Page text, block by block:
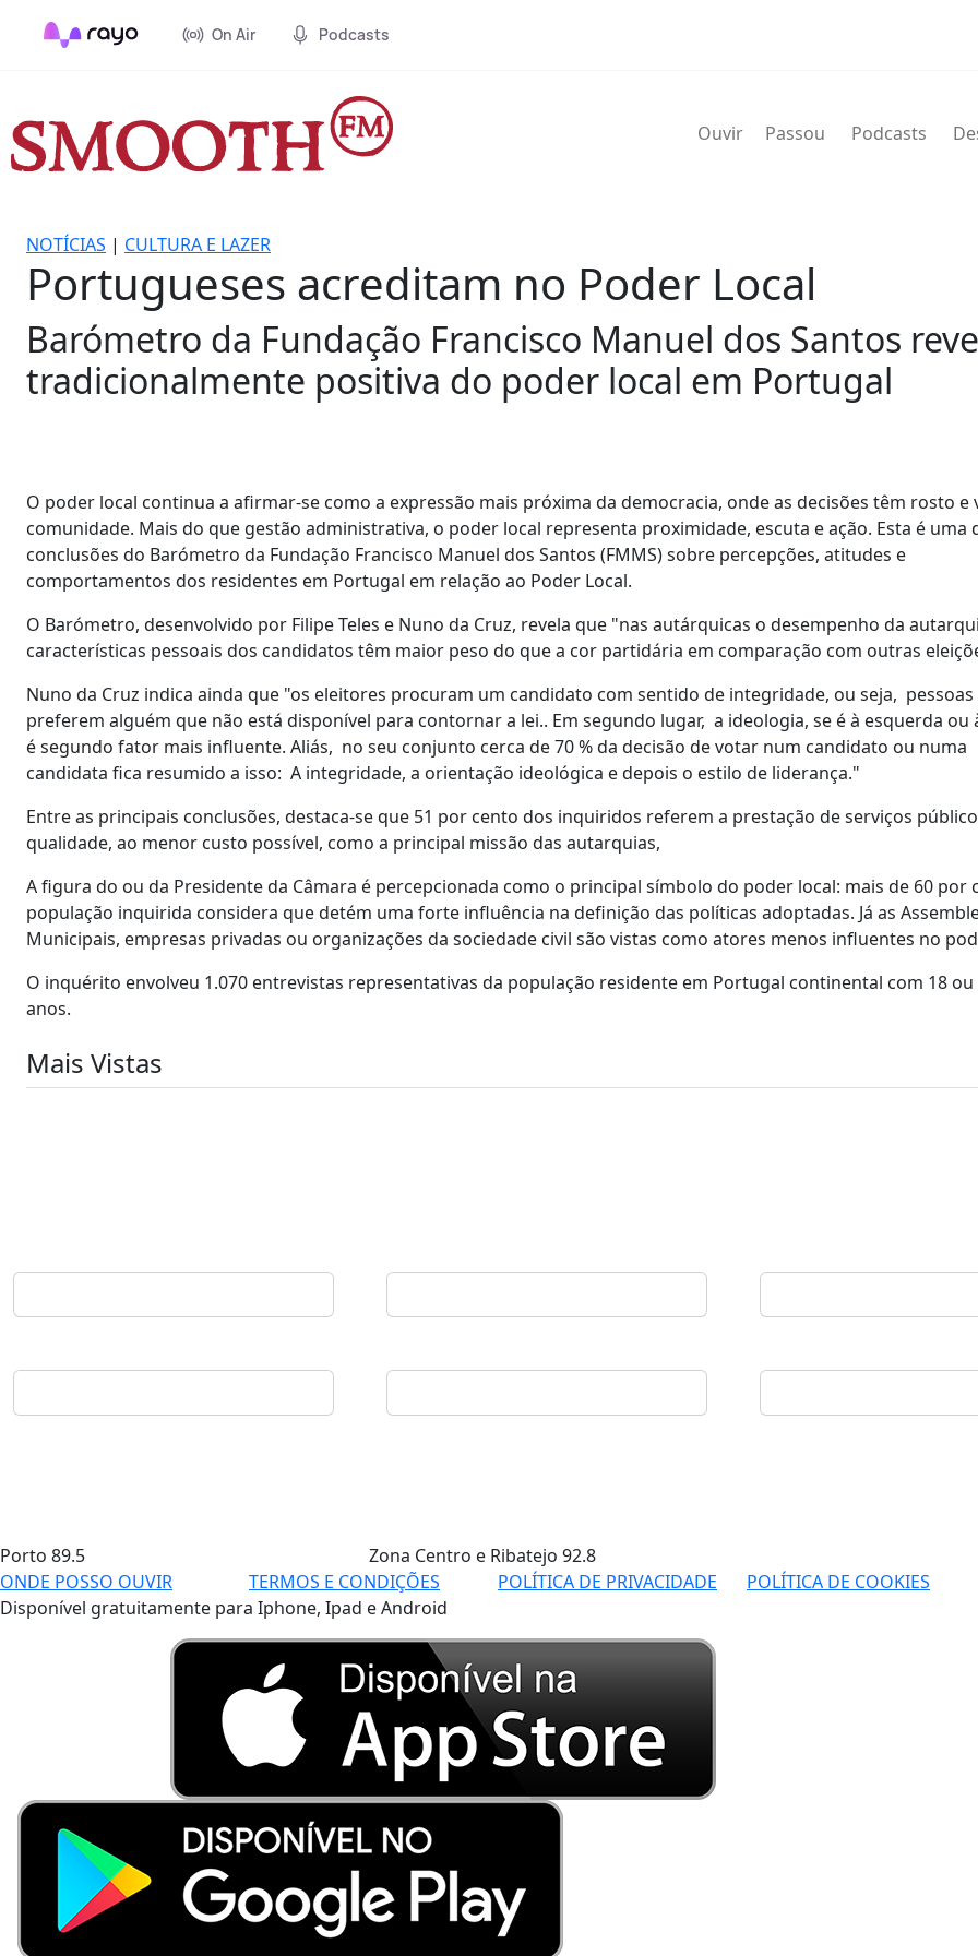
On Air Podcasts
Ouvir Passou Podcasts
NOTÍCIAS | CULTURA E LAZER
Portugueses acreditam no Poder Local
Barómetro da Fundação Francisco Manuel dos Santos
tradicionalmente positiva do poder local em Portugal
O poder local continua a afirmar-se como a expressão mais próxima da democracia, onde as decisões têm rosto e
comunidade. Mais do que gestão administrativa, o poder local representa proximidade, escuta e ação. Esta é uma
conclusões do Barómetro da Fundação Francisco Manuel dos Santos (FMMS) sobre percepções, atitudes e
comportamentos dos residentes em Portugal em relação ao Poder Local.
O Barómetro, desenvolvido por Filipe Teles e Nuno da Cruz, revela que "nas autárquicas o desempenho da
características pessoais dos candidatos têm maior peso do que a cor partidária em comparação com outras
Nuno da Cruz indica ainda que "os eleitores procuram um candidato com sentido de integridade, ou seja, pessoas
preferem alguém que não está disponível para contornar a lei.. Em segundo lugar, a ideologia, se é à esquerda ou
é segundo fator mais influente. Aliás, no seu conjunto cerca de 70 % da decisão de votar num candidato ou numa
candidata fica resumido a isso: A integridade, a orientação ideológica e depois o estilo de liderança."
Entre as principais conclusões, destaca-se que 51 por cento dos inquiridos referem a prestação de serviços
qualidade, ao menor custo possível, como a principal missão das autarquias,
A figura do ou da Presidente da Câmara é percepcionada como o principal símbolo do poder local: mais de 60 por
população inquirida considera que detém uma forte influência na definição das políticas adoptadas. Já as
Municipais, empresas privadas ou organizações da sociedade civil são vistas como atores menos influentes no
O inquérito envolveu 1.070 entrevistas representativas da população residente em Portugal continental com 18 ou
anos.
Mais Vistas
Porto 89.5 Zona Centro e Ribatejo 92.8
ONDE POSSO OUVIR
TERMOS E CONDIÇÕES POLÍTICA DE PRIVACIDADE
POLÍTICA DE COOKIES
Disponível gratuitamente para Iphone, Ipad e Android